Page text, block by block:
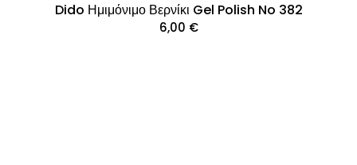
Dido Ημιμόνιμο Βερνίκι Gel Polish No 382
6,00 €